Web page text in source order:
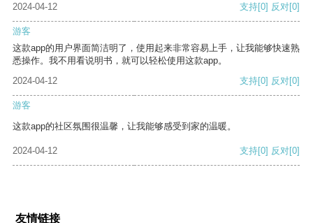
2024-04-12 支持[0] 反对[0]
游客
这款app的用户界面简洁明了，使用起来非常容易上手，让我能够快速熟
悉操作。我不用看说明书，就可以轻松使用这款app。
2024-04-12
支持[0] 反对[0]
游客
这款app的社区氛围很温馨，让我能够感受到家的温暖。
2024-04-12 支持[0] 反对[0]
友情链接